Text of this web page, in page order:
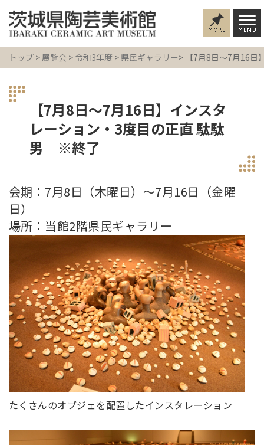
トップ >展覧会 > 令和3年度 > 県民ギャラリー> 【7月8日～7月16
【7月8日～7月16日】インスタ
レーション・3度目の正直 駄駄
男 ※終了
会期：7月8日（木曜日）～7月16日（金曜
日）
場所：当館2階県民ギャラリー
たくさんのオブジェを配置したインスタレーション